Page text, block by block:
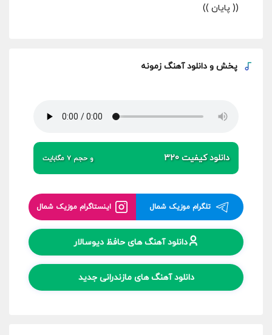
(( پایان ))
پخش و دانلود آهنگ زمونه
دانلود کیفیت 320 و حجم 7 مگابایت
تلگرام موزیک شمال اینستاگرام موزیک شمال
دانلود آهنگ های حافظ دیوسالار
دانلود آهنگ های مازندرانی جدید